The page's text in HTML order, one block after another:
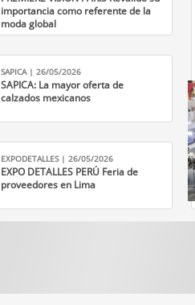
importancia como referente de la
moda global
SAPICA | 26/05/2026
SAPICA: La mayor oferta de
calzados mexicanos
EXPODETALLES | 26/05/2026
EXPO DETALLES PERÚ Feria de
proveedores en Lima